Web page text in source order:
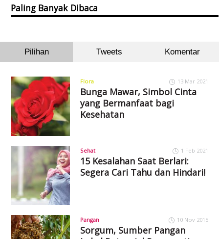
Paling Banyak Dibaca
Pilihan Tweets Komentar
Flora 13 Mar 2021
Bunga Mawar, Simbol Cinta
yang Bermanfaat bagi
Kesehatan
Sehat 1 Feb 2021
15 Kesalahan Saat Berlari:
Segera Cari Tahu dan Hindari!
Pangan 10 Nov 2015
Sorgum, Sumber Pangan